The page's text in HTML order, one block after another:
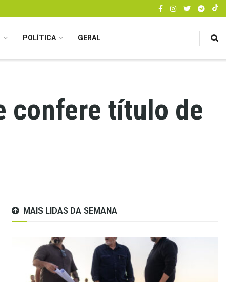
POLÍTICA GERAL
confere título de
MAIS LIDAS DA SEMANA